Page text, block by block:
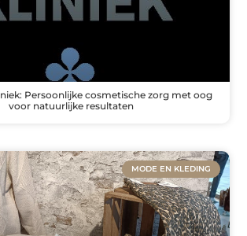
Persoonlijke cosmetische zorg met oog
voor natuurlijke resultaten
MODE EN KLEDING